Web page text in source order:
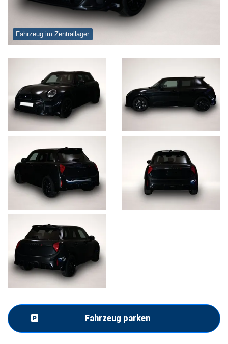
Fahrzeug im Zentrallager
Fahrzeug parken